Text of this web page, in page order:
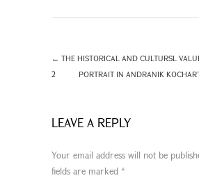
← THE HISTORICAL AND CULTURSL
2
PORTRAIT IN ANDRANIK
LEAVE A REPLY
Your email address will not be
fields are marked *